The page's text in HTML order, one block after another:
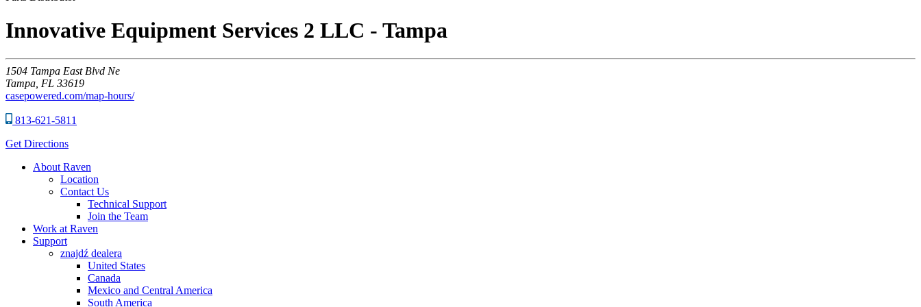
Innovative Equipment Services 2 LLC - Tampa
1504 Tampa East Blvd Ne
Tampa, FL 33619
casepowered.com/map-hours/
813-621-5811
Get Directions
About Raven
Location
Contact Us
Technical Support
Join the Team
Work at Raven
Support
znajdź dealera
United States
Canada
Mexico and Central America
South America